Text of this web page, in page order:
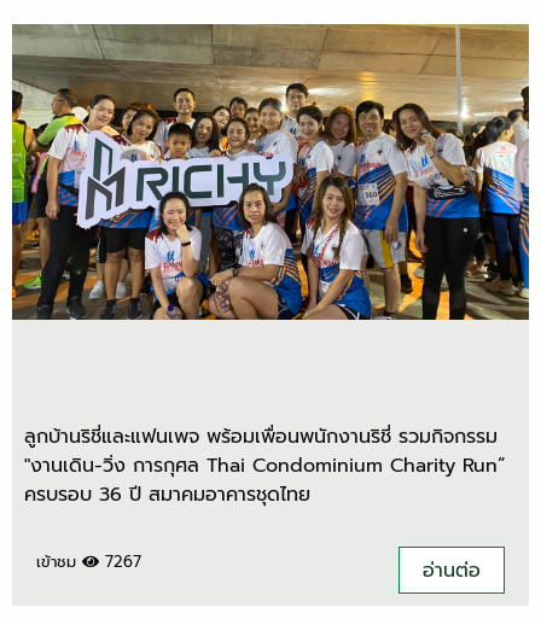
ลูกบ้านริชี่และแฟนเพจ พร้อมเพื่อนพนักงานริชี่ รวมกิจกรรม
"งานเดิน-วิ่ง การกุศล Thai Condominium Charity Run”
ครบรอบ 36 ปี สมาคมอาคารชุดไทย
เข้าชม 7267 อ่านต่อ